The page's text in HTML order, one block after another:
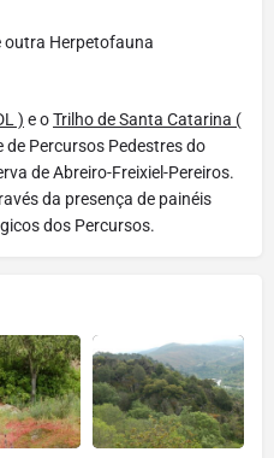
Herpetofauna
) e oTrilho de Santa Catarina (
de Percursos Pedestres do
de Abreiro-Freixiel-Pereiros.
da presença de painéis
dos Percursos.